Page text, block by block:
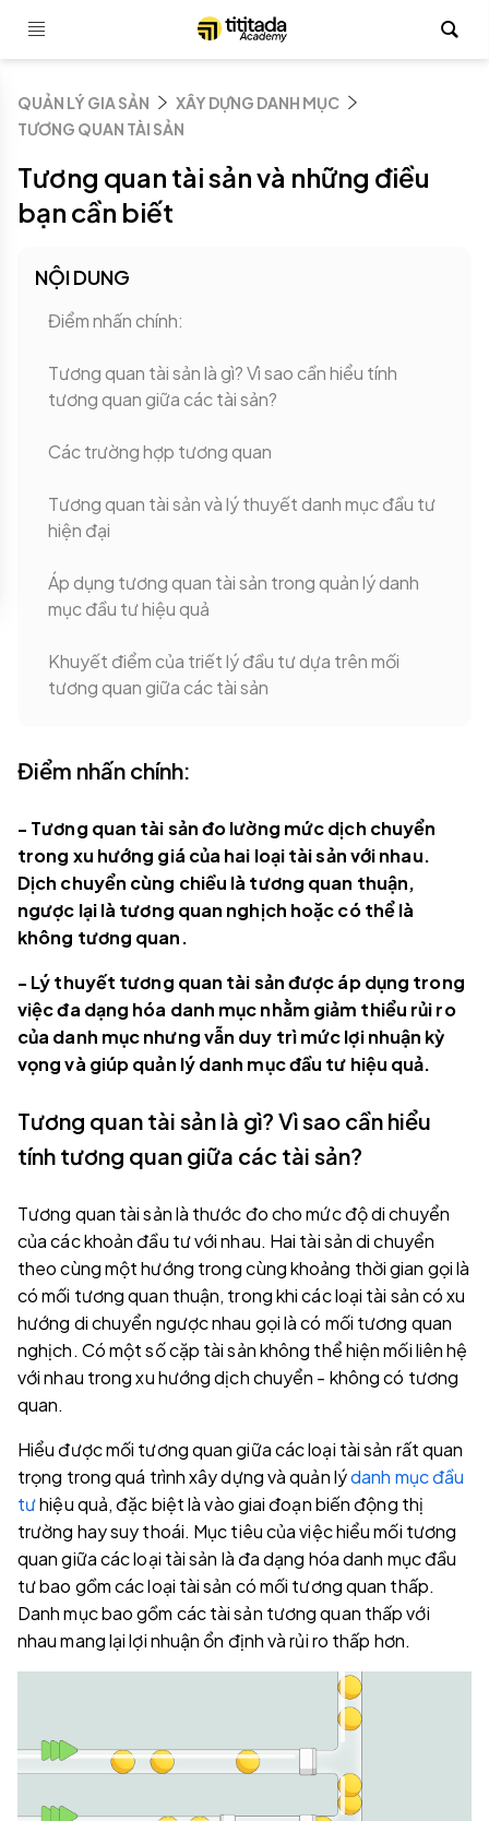
QUẢN LÝ GIA SẢN
XÂY DỰNG DANH MỤC
TƯƠNG QUAN TÀI SẢN
Tương quan tài sản và những điều
bạn cần biết
NỘI DUNG
Điểm nhấn chính:
Tương quan tài sản là gì? Vì sao cần hiểu tính
tương quan giữa các tài sản?
Các trường hợp tương quan
Tương quan tài sản và lý thuyết danh mục đầu tư
hiện đại
Áp dụng tương quan tài sản trong quản lý danh
mục đầu tư hiệu quả
Khuyết điểm của triết lý đầu tư dựa trên mối
tương quan giữa các tài sản
Điểm nhấn chính:
- Tương quan tài sản đo lường mức dịch chuyển
trong xu hướng giá của hai loại tài sản với nhau.
Dịch chuyển cùng chiều là tương quan thuận,
ngược lại là tương quan nghịch hoặc có thể là
không tương quan.
- Lý thuyết tương quan tài sản được áp dụng trong
việc đa dạng hóa danh mục nhằm giảm thiểu rủi ro
của danh mục nhưng vẫn duy trì mức lợi nhuận kỳ
vọng và giúp quản lý danh mục đầu tư hiệu quả.
Tương quan tài sản là gì? Vì sao cần hiểu
tính tương quan giữa các tài sản?
Tương quan tài sản là thước đo cho mức độ di chuyển
của các khoản đầu tư với nhau. Hai tài sản di chuyển
theo cùng một hướng trong cùng khoảng thời gian gọi là
có mối tương quan thuận, trong khi các loại tài sản có xu
hướng di chuyển ngược nhau gọi là có mối tương quan
nghịch. Có một số cặp tài sản không thể hiện mối liên hệ
với nhau trong xu hướng dịch chuyển - không có tương
quan.
Hiểu được mối tương quan giữa các loại tài sản rất quan
trọng trong quá trình xây dựng và quản lýdanh mục đầu
tưhiệu quả, đặc biệt là vào giai đoạn biến động thị
trường hay suy thoái. Mục tiêu của việc hiểu mối tương
quan giữa các loại tài sản là đa dạng hóa danh mục đầu
tư bao gồm các loại tài sản có mối tương quan thấp.
Danh mục bao gồm các tài sản tương quan thấp với
nhau mang lại lợi nhuận ổn định và rủi ro thấp hơn.